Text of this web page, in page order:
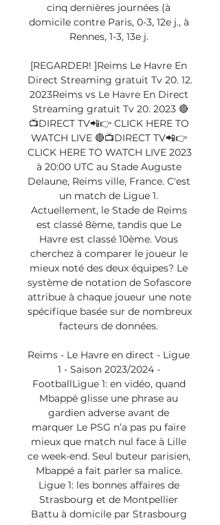
cinq dernières journées (à
domicile contre Paris, 0-3, 12e j., à
Rennes, 1-3, 13e j.
[REGARDER! ]Reims Le Havre En
Direct Streaming gratuit Tv 20. 12.
2023Reims vs Le Havre En Direct
Streaming gratuit Tv 20. 2023 🔴
📺DIRECT TV📲👉 CLICK HERE TO
WATCH LIVE 🔴📺DIRECT TV📲👉
CLICK HERE TO WATCH LIVE 2023
à 20:00 UTC au Stade Auguste
Delaune, Reims ville, France. C'est
un match de Ligue 1.
Actuellement, le Stade de Reims
est classé 8ème, tandis que Le
Havre est classé 10ème. Vous
cherchez à comparer le joueur le
mieux noté des deux équipes? Le
système de notation de Sofascore
attribue à chaque joueur une note
spécifique basée sur de nombreux
facteurs de données.
Reims - Le Havre en direct - Ligue
1 - Saison 2023/2024 -
FootballLigue 1: en vidéo, quand
Mbappé glisse une phrase au
gardien adverse avant de
marquer Le PSG n’a pas pu faire
mieux que match nul face à Lille
ce week-end. Seul buteur parisien,
Mbappé a fait parler sa malice.
Ligue 1: les bonnes affaires de
Strasbourg et de Montpellier
Battu à domicile par Strasbourg